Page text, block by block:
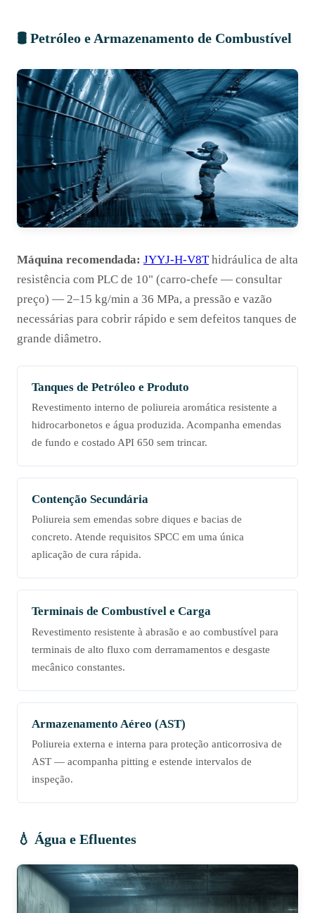
🛢️ Petróleo e Armazenamento de Combustível
Máquina recomendada: JYYJ-H-V8Thidráulica de alta
resistência com PLC de 10" (carro-chefe — consultar
preço) — 2–15 kg/min a 36 MPa, a pressão e vazão
necessárias para cobrir rápido e sem defeitos tanques de
grande diâmetro.
Tanques de Petróleo e Produto
Revestimento interno de poliureia aromática resistente a
hidrocarbonetos e água produzida. Acompanha emendas
de fundo e costado API 650 sem trincar.
Contenção Secundária
Poliureia sem emendas sobre diques e bacias de
concreto. Atende requisitos SPCC em uma única
aplicação de cura rápida.
Terminais de Combustível e Carga
Revestimento resistente à abrasão e ao combustível para
terminais de alto fluxo com derramamentos e desgaste
mecânico constantes.
Armazenamento Aéreo (AST)
Poliureia externa e interna para proteção anticorrosiva de
AST — acompanha pitting e estende intervalos de
inspeção.
💧 Água e Efluentes